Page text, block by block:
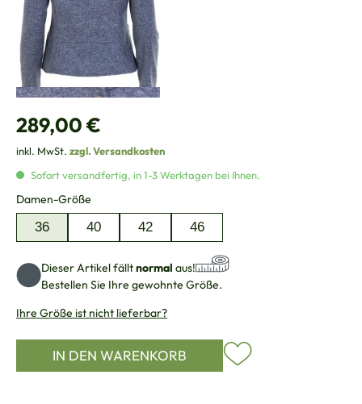
Regulärer Preis:
289,00 €
inkl. MwSt. zzgl. Versandkosten
Sofort versandfertig, in 1-3 Werktagen bei Ihnen.
Damen-Größe
36 40 42 46
Dieser Artikel fälltnormal aus!
Bestellen Sie Ihre gewohnte Größe.
Ihre Größe ist nicht lieferbar?
IN DEN WARENKORB